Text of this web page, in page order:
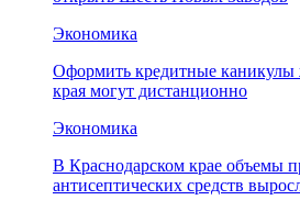
Экономика
Оформить кредитные каникулы
края могут дистанционно
Экономика
В Краснодарском крае объемы
антисептических средств